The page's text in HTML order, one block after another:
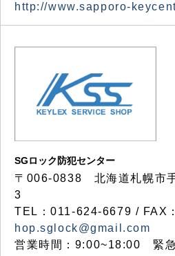
http://www.sapporo-
SGロック防犯センター
〒006-0838 北海道札幌市
3
TEL：011-624-6679 / FAX
hop.sglock@gmail.com
営業時間：9:00~18:00 緊